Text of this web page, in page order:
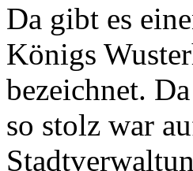
Da gibt es
Königs
bezeichnet.
so stolz war